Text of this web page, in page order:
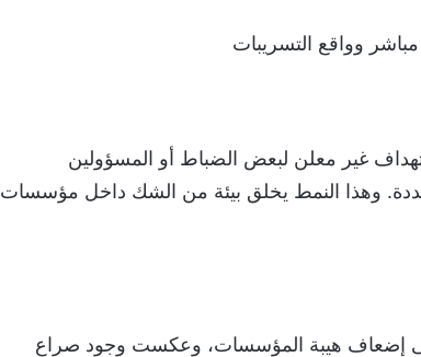
وواقع التسريبات
غير معلن لبعض الضباط أو المسؤولين
وهذا النمط يخلق بيئة من الشك داخل مؤسسات
إضعاف هيبة المؤسسات، وعكست وجود صراع